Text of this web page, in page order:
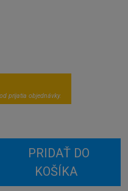
prijatia objednávky.
PRIDAŤ DO
KOŠÍKA